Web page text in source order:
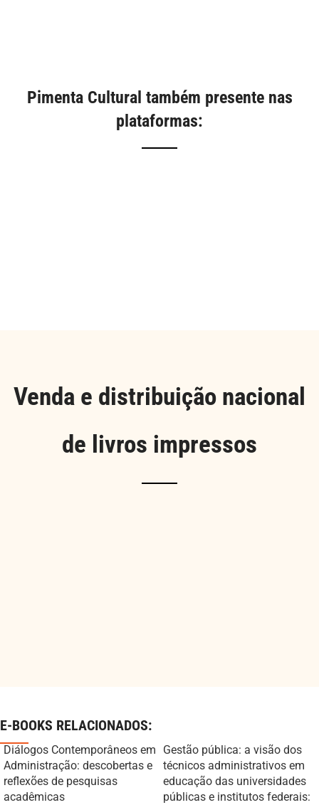
Pimenta Cultural também presente nas
plataformas:
Venda e distribuição nacional
de livros impressos
E-BOOKS RELACIONADOS:
Diálogos Contemporâneos em
Administração: descobertas e
reflexões de pesquisas
acadêmicas
Gestão pública: a visão dos
técnicos administrativos em
educação das universidades
públicas e institutos federais: